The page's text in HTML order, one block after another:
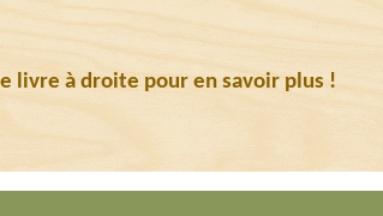
livre à droite pour en savoir plus !